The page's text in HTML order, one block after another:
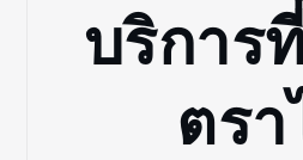
บริการ
ตรา